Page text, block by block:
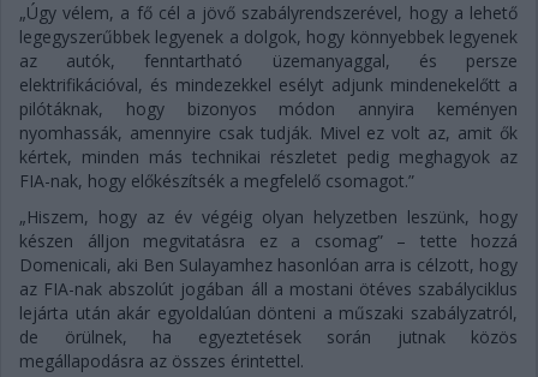
„Úgy vélem, a fő cél a jövő szabályrendszerével, hogy a lehető
legegyszerűbbek legyenek a dolgok, hogy könnyebbek legyenek
az autók, fenntartható üzemanyaggal, és persze
elektrifikációval, és mindezekkel esélyt adjunk mindenekelőtt a
pilótáknak, hogy bizonyos módon annyira keményen
nyomhassák, amennyire csak tudják. Mivel ez volt az, amit ők
kértek, minden más technikai részletet pedig meghagyok az
FIA-nak, hogy előkészítsék a megfelelő csomagot.”
„Hiszem, hogy az év végéig olyan helyzetben leszünk, hogy
készen álljon megvitatásra ez a csomag” – tette hozzá
Domenicali, aki Ben Sulayamhez hasonlóan arra is célzott, hogy
az FIA-nak abszolút jogában áll a mostani ötéves szabályciklus
lejárta után akár egyoldalúan dönteni a műszaki szabályzatról,
de örülnek, ha egyeztetések során jutnak közös
megállapodásra az összes érintettel.